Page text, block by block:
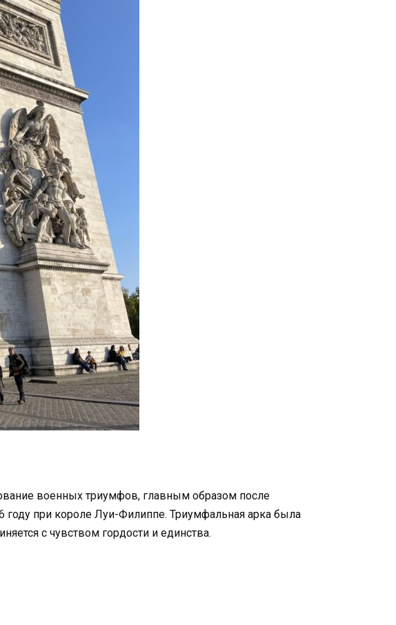
военных триумфов, главным образом после
году при короле Луи-Филиппе. Триумфальная арка была
с чувством гордости и единства.